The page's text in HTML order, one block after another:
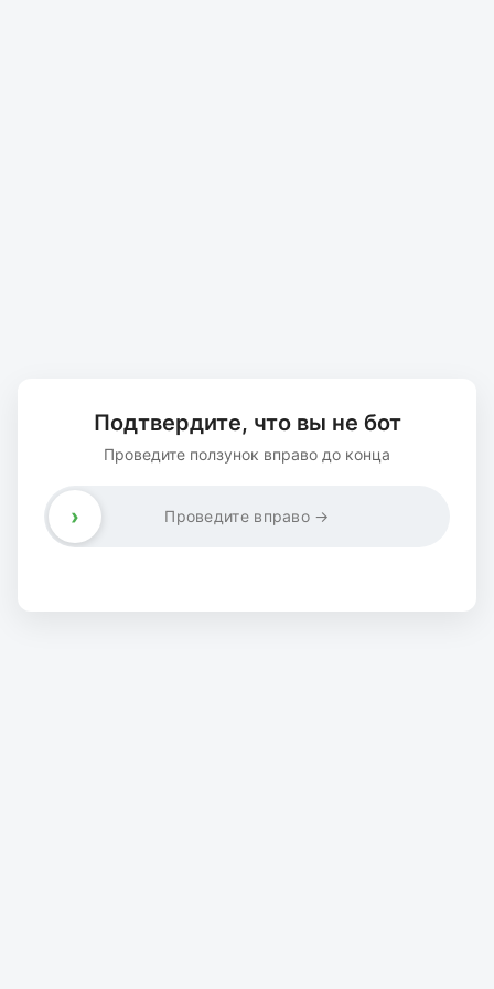
Подтвердите, что вы не бот
Проведите ползунок вправо до конца
Проведите вправо →
›